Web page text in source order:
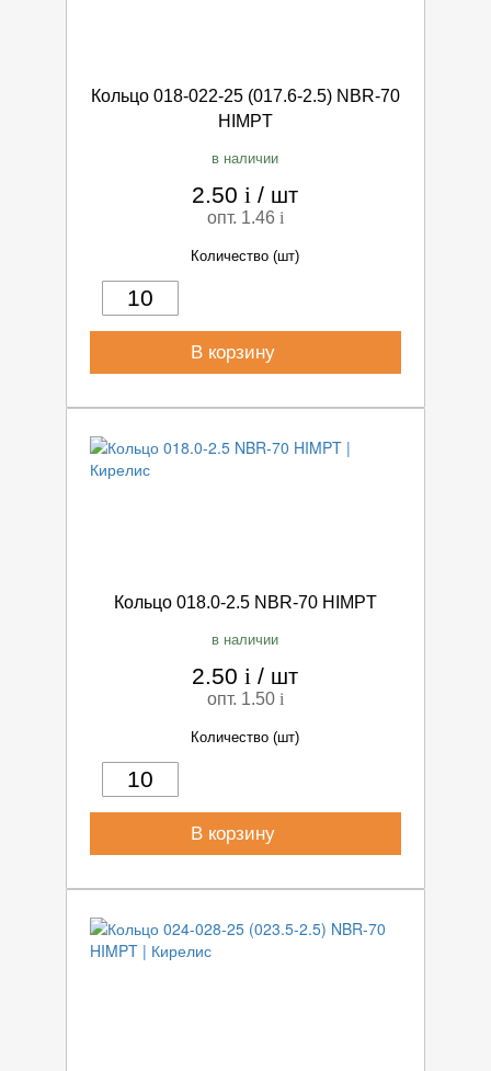
Кольцо 018-022-25 (017.6-2.5) NBR-70
HIMPT
в наличии
2.50i / шт
опт. 1.46 i
Количество (шт)
В корзину
Кольцо 018.0-2.5 NBR-70 HIMPT
в наличии
2.50i / шт
опт. 1.50 i
Количество (шт)
В корзину